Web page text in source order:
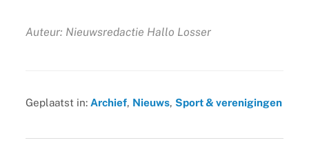
Auteur: Nieuwsredactie Hallo Losser
Geplaatst in: Archief, Nieuws, Sport & verenigingen